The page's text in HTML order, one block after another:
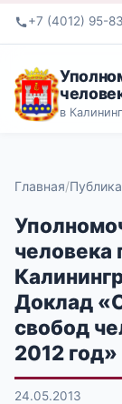
+7 (4012) 95-
в
Главная
человека
Доклад
свобод
2012 год»
24.05.2013